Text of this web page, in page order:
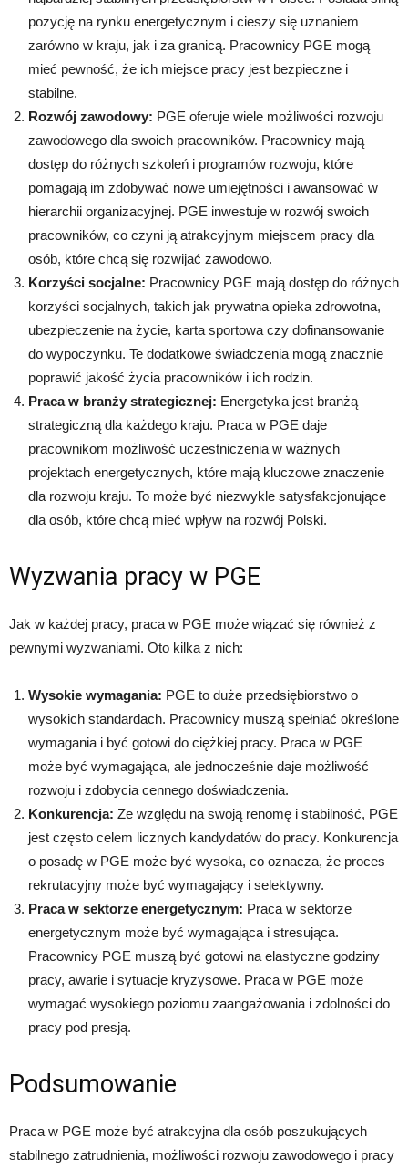
pozycję na rynku energetycznym i cieszy się uznaniem
zarówno w kraju, jak i za granicą. Pracownicy PGE mogą
mieć pewność, że ich miejsce pracy jest bezpieczne i
stabilne.
Rozwój zawodowy: PGE oferuje wiele możliwości rozwoju
zawodowego dla swoich pracowników. Pracownicy mają
dostęp do różnych szkoleń i programów rozwoju, które
pomagają im zdobywać nowe umiejętności i awansować w
hierarchii organizacyjnej. PGE inwestuje w rozwój swoich
pracowników, co czyni ją atrakcyjnym miejscem pracy dla
osób, które chcą się rozwijać zawodowo.
Korzyści socjalne: Pracownicy PGE mają dostęp do różnych
korzyści socjalnych, takich jak prywatna opieka zdrowotna,
ubezpieczenie na życie, karta sportowa czy dofinansowanie
do wypoczynku. Te dodatkowe świadczenia mogą znacznie
poprawić jakość życia pracowników i ich rodzin.
Praca w branży strategicznej: Energetyka jest branżą
strategiczną dla każdego kraju. Praca w PGE daje
pracownikom możliwość uczestniczenia w ważnych
projektach energetycznych, które mają kluczowe znaczenie
dla rozwoju kraju. To może być niezwykle satysfakcjonujące
dla osób, które chcą mieć wpływ na rozwój Polski.
Wyzwania pracy w PGE
Jak w każdej pracy, praca w PGE może wiązać się również z
pewnymi wyzwaniami. Oto kilka z nich:
Wysokie wymagania: PGE to duże przedsiębiorstwo o
wysokich standardach. Pracownicy muszą spełniać określone
wymagania i być gotowi do ciężkiej pracy. Praca w PGE
może być wymagająca, ale jednocześnie daje możliwość
rozwoju i zdobycia cennego doświadczenia.
Konkurencja: Ze względu na swoją renomę i stabilność, PGE
jest często celem licznych kandydatów do pracy. Konkurencja
o posadę w PGE może być wysoka, co oznacza, że proces
rekrutacyjny może być wymagający i selektywny.
Praca w sektorze energetycznym: Praca w sektorze
energetycznym może być wymagająca i stresująca.
Pracownicy PGE muszą być gotowi na elastyczne godziny
pracy, awarie i sytuacje kryzysowe. Praca w PGE może
wymagać wysokiego poziomu zaangażowania i zdolności do
pracy pod presją.
Podsumowanie
Praca w PGE może być atrakcyjna dla osób poszukujących
stabilnego zatrudnienia, możliwości rozwoju zawodowego i pracy